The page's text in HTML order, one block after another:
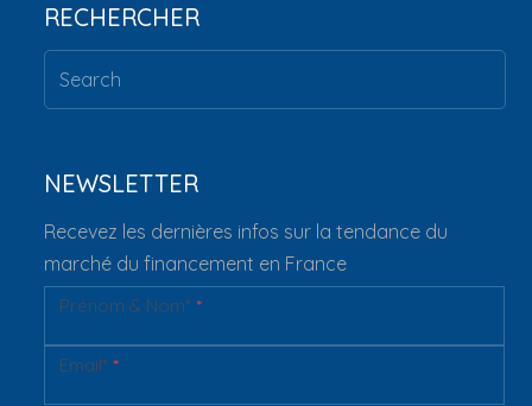
RECHERCHER
NEWSLETTER
Recevez les dernières infos sur la tendance du
marché du financement en France
Newsletter
Prénom & Nom**
Email**